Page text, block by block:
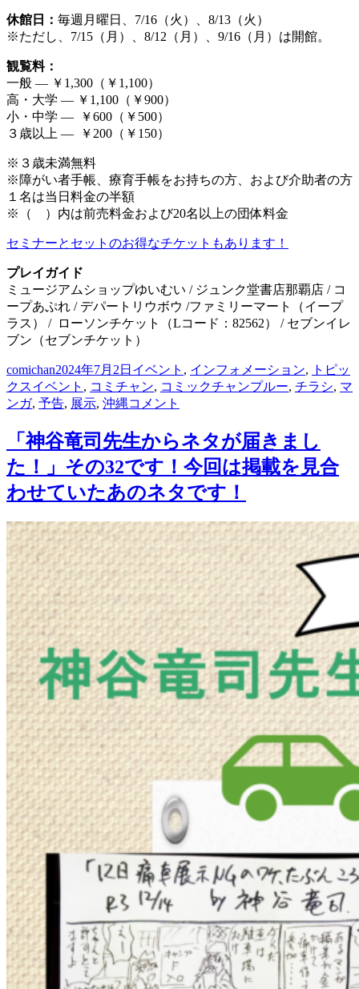
休館日： 毎週月曜日、7/16（火）、8/13（火）
※ただし、7/15（月）、8/12（月）、9/16（月）は開館。
観覧料：
一般 — ￥1,300（￥1,100）
高・大学 — ￥1,100（￥900）
小・中学 — ￥600（￥500）
３歳以上 — ￥200（￥150）
※３歳未満無料
※障がい者手帳、療育手帳をお持ちの方、および介助者の方
１名は当日料金の半額
‍※（ ）内は前売料金および20名以上の団体料金
セミナーとセットのお得なチケットもあります！
プレイガイド
ミュージアムショップゆいむい / ジュンク堂書店那覇店 / コ
ープあぷれ / デパートリウボウ /ファミリーマート（イープ
ラス） / ローソンチケット（Lコード：82562） / セブンイレ
ブン（セブンチケット）
投
稿
者
comichan投
稿
日:
2024年7月2日 カ
テ
ゴ
ー
イベント , インフォメーション,
トピッ
クスタ
グ
イベント , コミチャン, コミックチャンプルー, チラシ, マ
ンガ, 予告, 展示, 沖縄「明
電
機
ナ
ン
セ
ン
ス
マ
シ
ー
ン
展
in
沖
縄」
イ
ベ
ン
ト
の
チ
ラ
シ
が
届
き
ま
し
た！
に
コメント
「神谷竜司先生からネタが届きまし
た！」その32です！今回は掲載を見合
わせていたあのネタです！